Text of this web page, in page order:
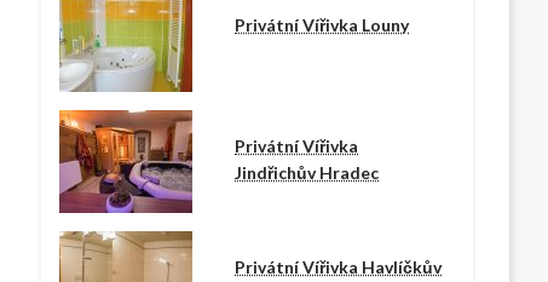
Privátní Vířivka Louny
Privátní Vířivka
Jindřichův Hradec
Privátní Vířivka Havlíčkův